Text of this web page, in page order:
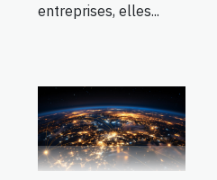
entreprises, elles...